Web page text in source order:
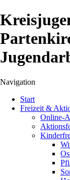
Navigation
überspringen
Start
Freizeit &
Online-